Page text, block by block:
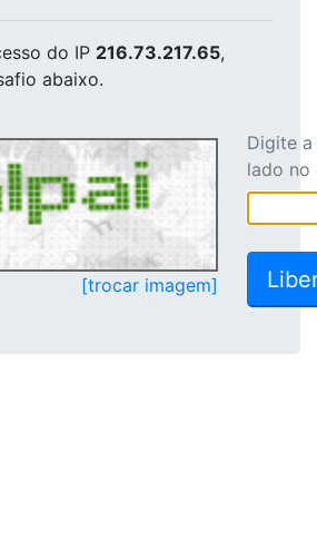
do IP 216.73.217.65,
abaixo.
[trocar imagem]
Digite
lado no